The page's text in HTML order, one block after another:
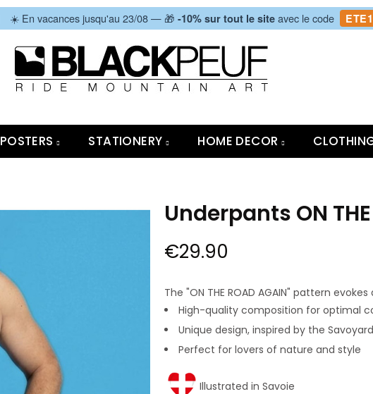
☀️ En vacances jusqu'au 23/08 — 🎁-10% sur tout le site avec le code
POSTERS STATIONERY HOME DECOR
Underpants ON
€29.90
The "ON THE ROAD AGAIN" pattern
High-quality composition for optimal
Unique design, inspired by the
Perfect for lovers of nature and style
Illustrated in Savoie